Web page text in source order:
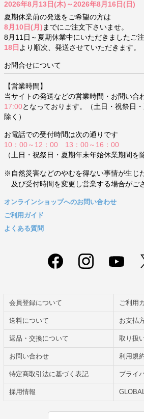
2026年8月13日(木)～2026年8月16日(日)
夏期休業前の発送をご希望の方は
8月10日(月) までにご注文下さいませ。
8月11日～夏期休業中にいただきましたご
18日 より順次、発送させていただきます。
お問合せについて
【営業時間】
当サイトの発送などの営業時間・お問い合
17:00となっております。（土日・祝祭日
除く）
お電話での受付時間は次の通りです
10：00～12：00 13：00～16：00
（土日・祝祭日・夏期年末年始休業期間を
※自然災害などのやむを得ない事情が生じ
及び受付時間を変更し営業する場合がご
オンラインショップへのお問い合わせ
ご利用ガイド
よくある質問
会員登録について ご利用
送料について お支払
返品・交換について 取り扱
お問い合わせ 利用規
特定商取引法に基づく表記 プライ
採用情報